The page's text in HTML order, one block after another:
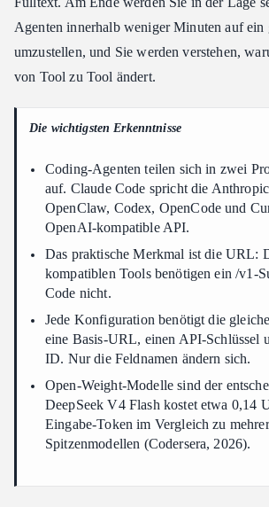
sparen?
Welches Modell sollte ich als Erstes aus
Ist die Einrichtung mit dem Cheatsheet
Agenten innerhalb weniger Minuten auf ein
umzustellen, und Sie werden verstehen,
von Tool zu Tool ändert.
Die wichtigsten Erkenntnisse
Coding-Agenten teilen sich in zwei
auf. Claude Code spricht die
OpenClaw, Codex, OpenCode und
OpenAI-kompatible API.
Das praktische Merkmal ist die URL:
kompatiblen Tools benötigen ein /v1-
Code nicht.
Jede Konfiguration benötigt die
eine Basis-URL, einen API-Schlüssel
ID. Nur die Feldnamen ändern sich.
Open-Weight-Modelle sind der
DeepSeek V4 Flash kostet etwa 0,14
Eingabe-Token im Vergleich zu
Spitzenmodellen (Codersera, 2026).